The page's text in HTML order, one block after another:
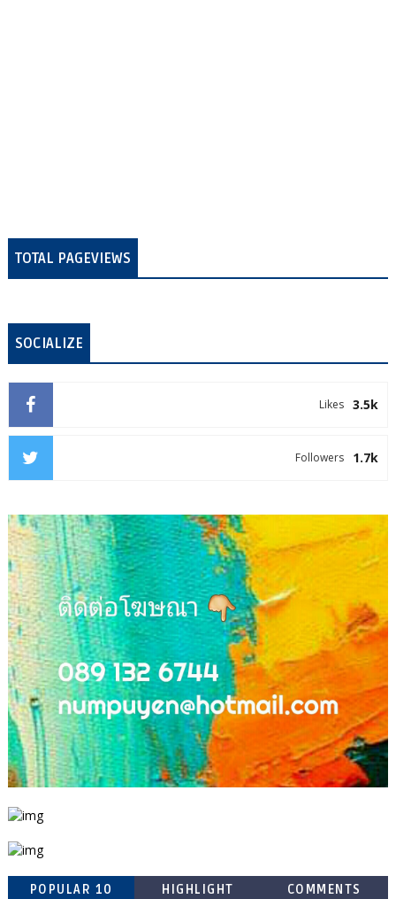
TOTAL PAGEVIEWS
SOCIALIZE
3.5k
Likes
1.7k
Followers
POPULAR 10 HIGHLIGHT COMMENTS